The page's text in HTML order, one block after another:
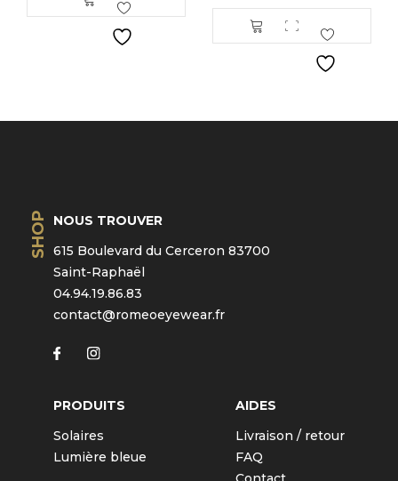
NOUS TROUVER
615 Boulevard du Cerceron 83700
Saint-Raphaël
04.94.19.86.83
contact@romeoeyewear.fr
PRODUITS
Solaires
Lumière bleue
AIDES
Livraison / retour
FAQ
SHOP